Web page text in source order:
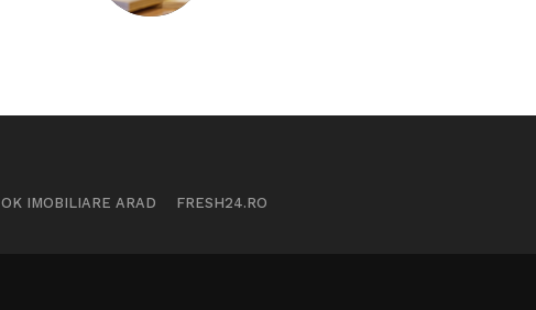
OK IMOBILIARE ARAD FRESH24.RO